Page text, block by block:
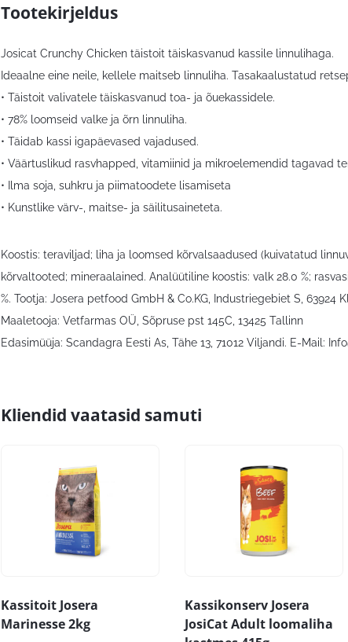
Tootekirjeldus
Josicat Crunchy Chicken täistoit täiskasvanud kassile linnulihaga.
Ideaalne eine neile, kellele maitseb linnuliha. Tasakaalustatud
• Täistoit valivatele täiskasvanud toa- ja õuekassidele.
• 78% loomseid valke ja õrn linnuliha.
• Täidab kassi igapäevased vajadused.
• Väärtuslikud rasvhapped, vitamiinid ja mikroelemendid tagavad
• Ilma soja, suhkru ja piimatoodete lisamiseta
• Kunstlike värv-, maitse- ja säilitusaineteta.
Koostis: teraviljad; liha ja loomsed kõrvalsaadused (kuivatatud
kõrvaltooted; mineraalained. Analüütiline koostis: valk 28.0 %;
%. Tootja: Josera petfood GmbH & Co.KG, Industriegebiet S, 63924
Maaletooja: Vetfarmas OÜ, Sõpruse pst 145C, 13425 Tallinn
Edasimüüja: Scandagra Eesti As, Tähe 13, 71012 Viljandi. E-Mail:
Kliendid vaatasid samuti
Kassitoit Josera
Marinesse 2kg
Kassikonserv Josera
JosiCat Adult loomaliha